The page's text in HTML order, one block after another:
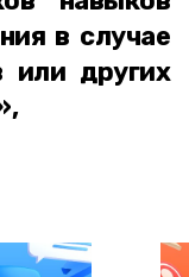
в случае
или других